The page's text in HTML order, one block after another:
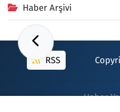
Haber Arşivi
RSS
Haber